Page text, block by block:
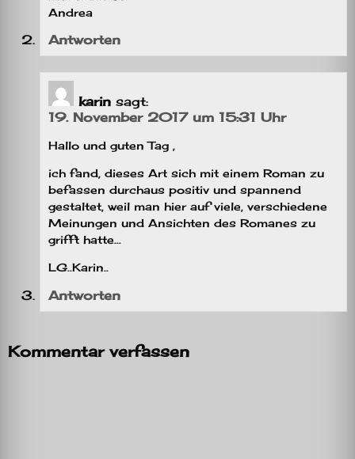
Andrea
Antworten
karin sagt:
19. November 2017 um 15:31 Uhr
Hallo und guten Tag ,
ich fand, dieses Art sich mit einem Roman zu
befassen durchaus positiv und spannend
gestaltet, weil man hier auf viele, verschiedene
Meinungen und Ansichten des Romanes zu
grifft hatte…
LG..Karin..
Antworten
Kommentar verfassen